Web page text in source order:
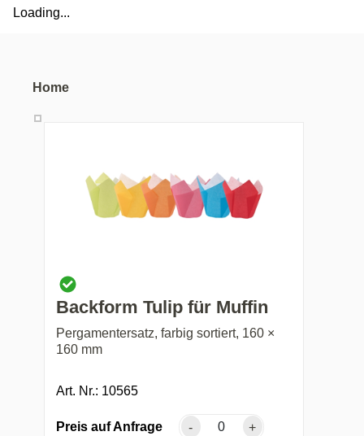
Loading...
Home
Backform Tulip für Muffin
Pergamentersatz, farbig sortiert, 160 ×
160 mm
Art. Nr.: 10565
Preis auf Anfrage - +